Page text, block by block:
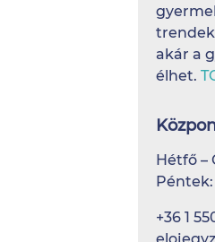
trendek
akár a
élhet.
Hétfő –
Péntek:
+36 1